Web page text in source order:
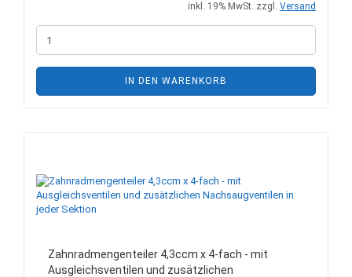
inkl. 19% MwSt. zzgl. Versand
IN DEN WARENKORB
Zahnradmengenteiler 4,3ccm x 4-fach - mit
Ausgleichsventilen und zusätzlichen